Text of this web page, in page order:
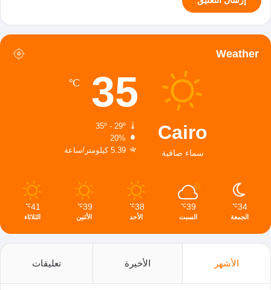
Weather
Cairo
سماء صافية
35
℃
35º - 29º
20%
5.39 كيلومتر/ساعة
34
℃
الجمعة
39
℃
السبت
38
℃
الأحد
39
℃
الأثنين
41
℃
الثلاثاء
الأشهر الأخيرة تعليقات